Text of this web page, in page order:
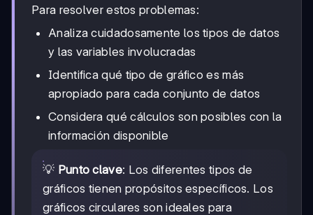
Para resolver estos problemas:
Analiza cuidadosamente los tipos de datos
y las variables involucradas
Identifica qué tipo de gráfico es más
apropiado para cada conjunto de datos
Considera qué cálculos son posibles con la
información disponible
💡 Punto clave: Los diferentes tipos de
gráficos tienen propósitos específicos. Los
gráficos circulares son ideales para